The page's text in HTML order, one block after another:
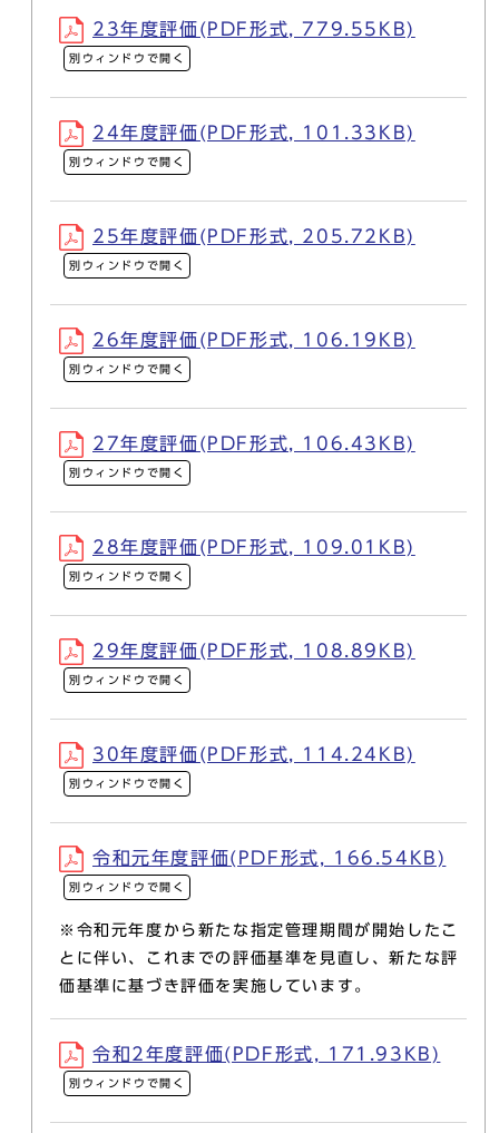
23年度評価(PDF形式, 779.55KB)
別ウィンドウで開く
24年度評価(PDF形式, 101.33KB)
別ウィンドウで開く
25年度評価(PDF形式, 205.72KB)
別ウィンドウで開く
26年度評価(PDF形式, 106.19KB)
別ウィンドウで開く
27年度評価(PDF形式, 106.43KB)
別ウィンドウで開く
28年度評価(PDF形式, 109.01KB)
別ウィンドウで開く
29年度評価(PDF形式, 108.89KB)
別ウィンドウで開く
30年度評価(PDF形式, 114.24KB)
別ウィンドウで開く
令和元年度評価(PDF形式, 166.54KB)
別ウィンドウで開く
※令和元年度から新たな指定管理期間が開始したこ
とに伴い、これまでの評価基準を見直し、新たな評
価基準に基づき評価を実施しています。
令和2年度評価(PDF形式, 171.93KB)
別ウィンドウで開く